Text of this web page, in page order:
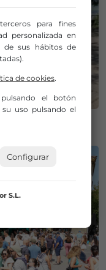
de dos
para fines
personalizada en
de sus hábitos de
de cookies.
el botón
uso pulsando el
Configurar
S.L.